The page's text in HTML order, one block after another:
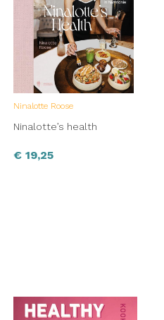
Ninalotte Roose
Ninalotte’s health
€ 19,25